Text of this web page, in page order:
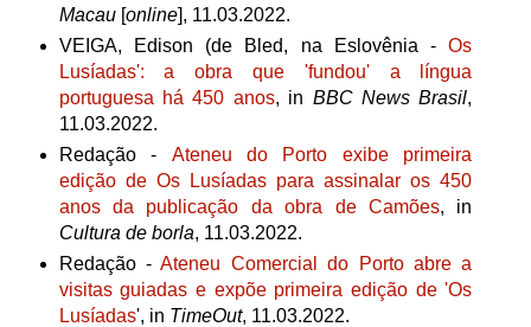
Macau[online], 11.03.2022.
VEIGA, Edison (de Bled, na Eslovênia -Os
Lusíadas': a obra que 'fundou' a língua
portuguesa há 450 anos, in BBC News Brasil,
11.03.2022.
Redação - Ateneu do Porto exibe primeira
edição de Os Lusíadas para assinalar os 450
anos da publicação da obra de Camões, in
Cultura de borla, 11.03.2022.
Redação -Ateneu Comercial do Porto abre a
visitas guiadas e expõe primeira edição de 'Os
Lusíadas', in TimeOut, 11.03.2022.